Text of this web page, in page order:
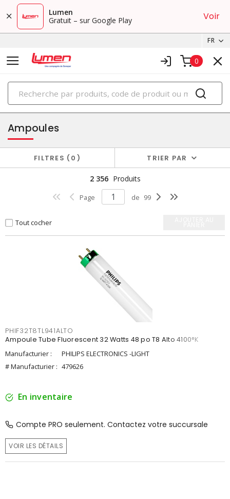
Lumen
Gratuit – sur Google Play
Voir
FR
0
PRODUITS
éclairage
Ampoules
FILTRES 0 TRIER PAR
2 356 Produits
Page de 99
Tout cocher
PHIF32T8TL941ALTO
Ampoule Tube Fluorescent 32 Watts 48 po T8 Alto 4100°K
Manufacturier :
PHILIPS ELECTRONICS -LIGHT
# Manufacturier : 479626
En inventaire
Compte PRO seulement. Contactez votre succursale
VOIR LES DÉTAILS